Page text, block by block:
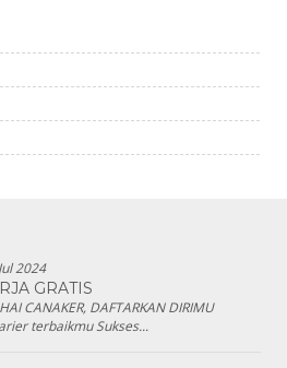
2024
GRATIS
CANAKER, DAFTARKAN DIRIMU
terbaikmu Sukses...